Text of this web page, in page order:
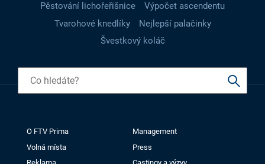
Pěstování lichořeřišnice
Výpočet ascendentu
Tvarohové knedlíky
Nejlepší palačinky
Švestkový koláč
O FTV Prima
Management
Volná místa
Press